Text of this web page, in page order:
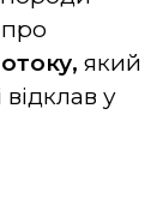
про
який
відклав у